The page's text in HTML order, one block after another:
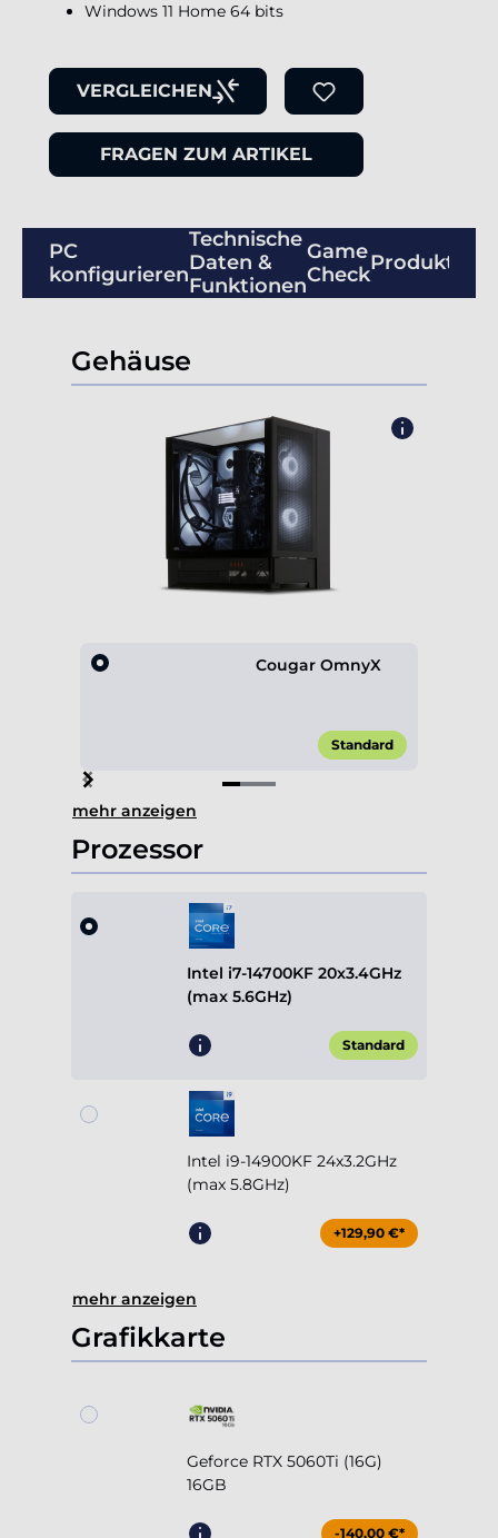
Windows 11 Home 64 bits
VERGLEICHEN
FRAGEN ZUM ARTIKEL
PC
konfigurieren
Technische
Daten &
Funktionen
Game
Check
Gehäuse
Cougar OmnyX
Standard
Item
1
of
3
mehr anzeigen
Prozessor
Intel i7-14700KF 20x3.4GHz
(max 5.6GHz)
Standard
Intel i9-14900KF 24x3.2GHz
(max 5.8GHz)
+129,90 €*
mehr anzeigen
Grafikkarte
Geforce RTX 5060Ti (16G)
16GB
-140,00 €*